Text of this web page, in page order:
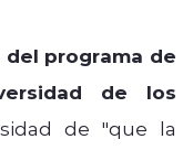
programa de
de los
de "que la